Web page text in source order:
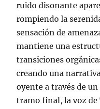
ruido disonante
rompiendo la
sensación de
mantiene una
transiciones
creando una
oyente a través de
tramo final, la voz de